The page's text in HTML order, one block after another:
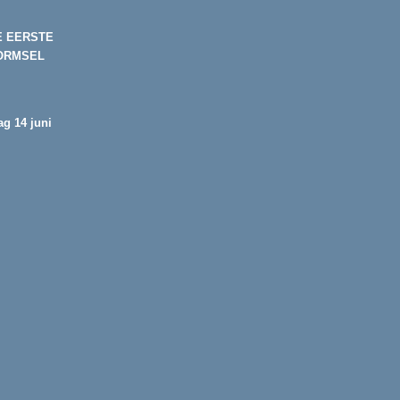
EERSTE
14 juni